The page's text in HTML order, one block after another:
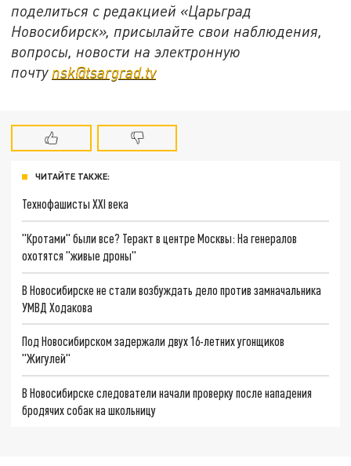
поделиться с редакцией «Царьград
Новосибирск», присылайте свои наблюдения,
вопросы, новости на электронную
почту nsk@tsargrad.tv
ЧИТАЙТЕ ТАКЖЕ:
Технофашисты XXI века
"Кротами" были все? Теракт в центре Москвы: На генералов
охотятся "живые дроны"
В Новосибирске не стали возбуждать дело против замначальника
УМВД Ходакова
Под Новосибирском задержали двух 16-летних угонщиков
"Жигулей"
В Новосибирске следователи начали проверку после нападения
бродячих собак на школьницу